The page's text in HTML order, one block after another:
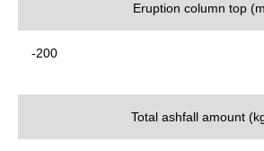
Eruption column top
-200
Total ashfall amount